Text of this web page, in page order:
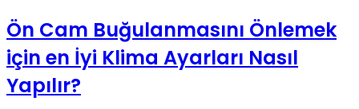
Ön Cam Buğulanmasını Önlemek
için en İyi Klima Ayarları Nasıl
Yapılır?